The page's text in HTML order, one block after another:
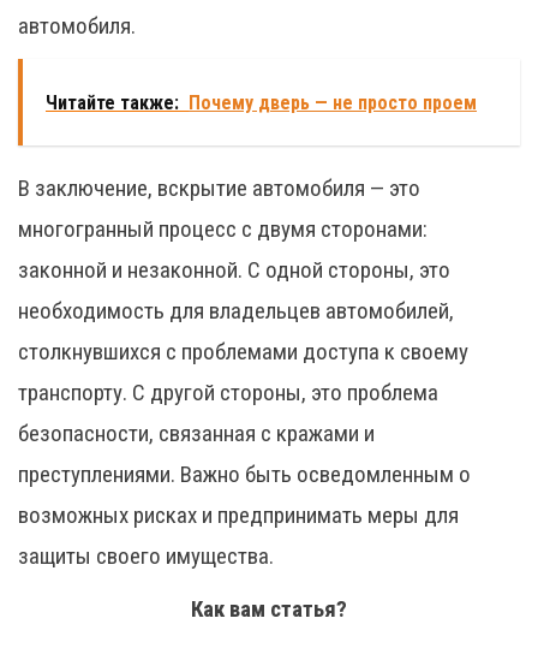
автомобиля.
Читайте также: Почему дверь — не просто проем
В заключение, вскрытие автомобиля — это
многогранный процесс с двумя сторонами:
законной и незаконной. С одной стороны, это
необходимость для владельцев автомобилей,
столкнувшихся с проблемами доступа к своему
транспорту. С другой стороны, это проблема
безопасности, связанная с кражами и
преступлениями. Важно быть осведомленным о
возможных рисках и предпринимать меры для
защиты своего имущества.
Как вам статья?